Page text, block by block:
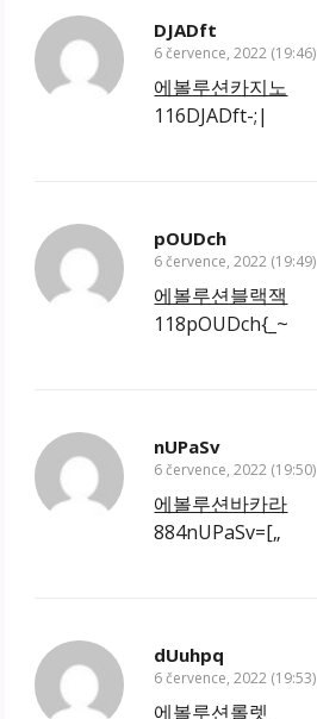
DJADft
6 července, 2022 (19:46)
에볼루션카지노
116DJADft-;|
pOUDch
6 července, 2022 (19:49)
에볼루션블랙잭
118pOUDch{_~
nUPaSv
6 července, 2022 (19:50)
에볼루션바카라
884nUPaSv=[„
dUuhpq
6 července, 2022 (19:53)
에볼루션롤렛